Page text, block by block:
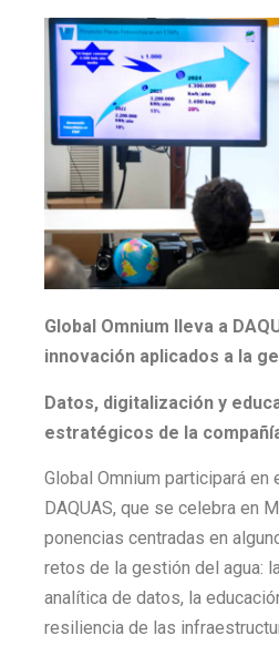
Global Omnium lleva a
innovación aplicados a la
Datos, digitalización y
estratégicos de la
Global Omnium participará en
DAQUAS, que se celebra en
ponencias centradas en
retos de la gestión del agua:
analítica de datos, la
resiliencia de las